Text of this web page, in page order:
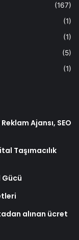
(167)
(1)
(1)
(5)
(1)
Ajansı, SEO
Taşımacılık
alınan ücret